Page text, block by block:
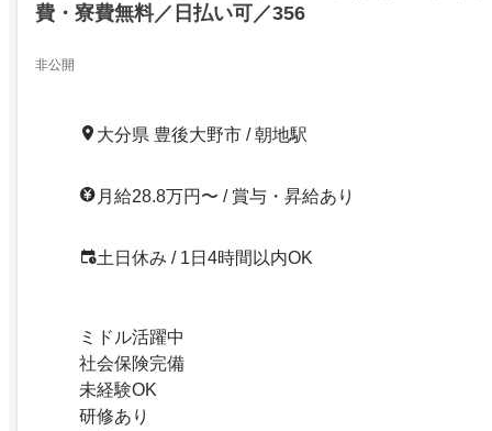
費・寮費無料／日払い可／356
非公開
大分県 豊後大野市 / 朝地駅
月給28.8万円〜 / 賞与・昇給あり
土日休み / 1日4時間以内OK
ミドル活躍中
社会保険完備
未経験OK
研修あり